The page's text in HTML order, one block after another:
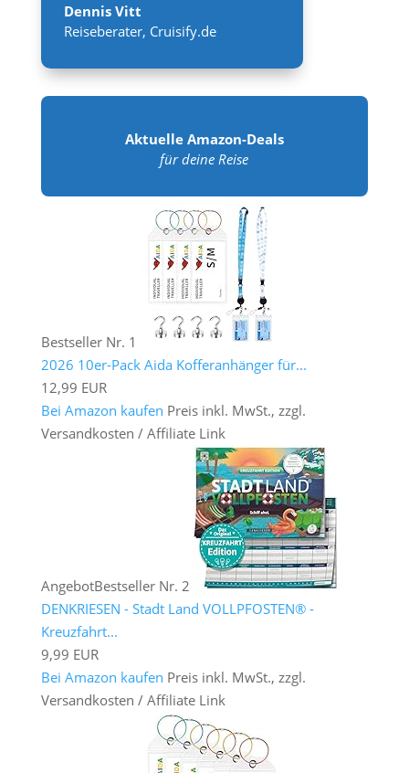
Dennis Vitt
Reiseberater, Cruisify.de
Aktuelle Amazon-Deals
für deine Reise
Bestseller Nr. 1
2026 10er-Pack Aida Kofferanhänger für...
12,99 EUR
Bei Amazon kaufen Preis inkl. MwSt., zzgl.
Versandkosten / Affiliate Link
AngebotBestseller Nr. 2
DENKRIESEN - Stadt Land VOLLPFOSTEN® -
Kreuzfahrt...
9,99 EUR
Bei Amazon kaufen Preis inkl. MwSt., zzgl.
Versandkosten / Affiliate Link